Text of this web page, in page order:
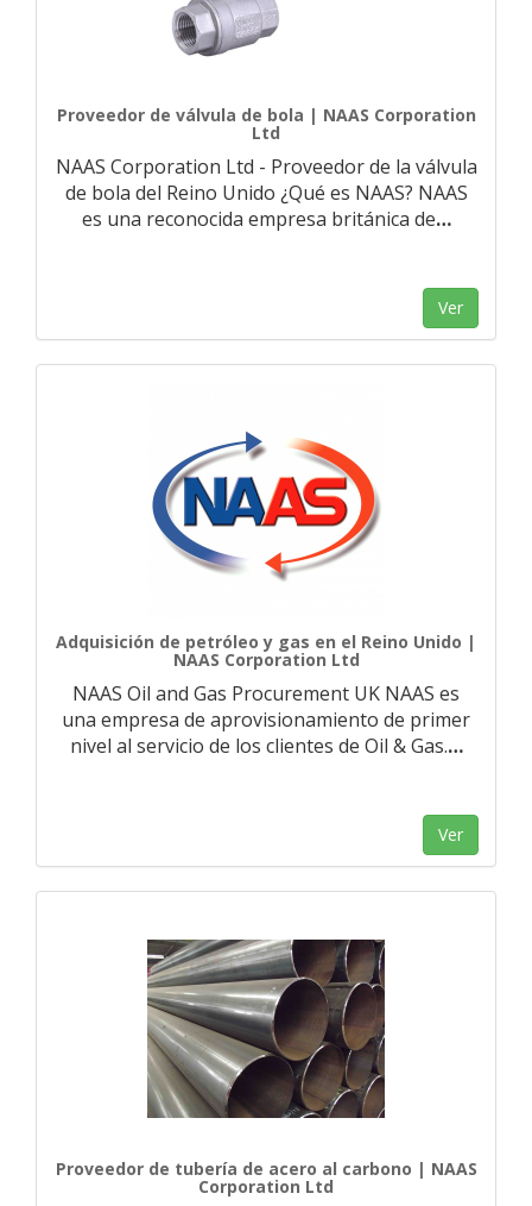
Proveedor de válvula de bola | NAAS Corporation
Ltd
NAAS Corporation Ltd - Proveedor de la válvula
de bola del Reino Unido ¿Qué es NAAS? NAAS
es una reconocida empresa británica de…
Ver
Adquisición de petróleo y gas en el Reino Unido |
NAAS Corporation Ltd
NAAS Oil and Gas Procurement UK NAAS es
una empresa de aprovisionamiento de primer
nivel al servicio de los clientes de Oil & Gas.…
Ver
Proveedor de tubería de acero al carbono | NAAS
Corporation Ltd